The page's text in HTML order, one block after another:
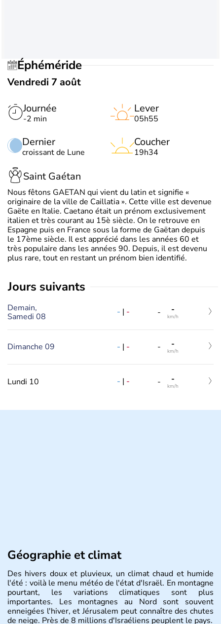
Éphéméride
Vendredi 7 août
Journée
-2 min
Dernier
croissant de Lune
Lever
05h55
Coucher
19h34
Saint Gaétan
Nous fêtons GAETAN qui vient du latin et signifie «
originaire de la ville de Caillatia ». Cette ville est devenue
Gaëte en Italie. Caetano était un prénom exclusivement
italien et très courant au 15è siècle. On le retrouve en
Espagne puis en France sous la forme de Gaëtan depuis
le 17ème siècle. Il est apprécié dans les années 60 et
très populaire dans les années 90. Depuis, il est devenu
plus rare, tout en restant un prénom bien identifié.
jours suivants
Demain,
Samedi 08
- | - - -
km/h
Dimanche 09 - | - - -
km/h
Lundi 10 - | - - -
km/h
Géographie et climat
Des hivers doux et pluvieux, un climat chaud et humide
l'été : voilà le menu météo de l'état d'Israël. En montagne
pourtant, les variations climatiques sont plus
importantes. Les montagnes au Nord sont souvent
enneigées l'hiver, et Jérusalem peut connaître des chutes
de neige. Près de 8 millions d'Israéliens peuplent le pays.